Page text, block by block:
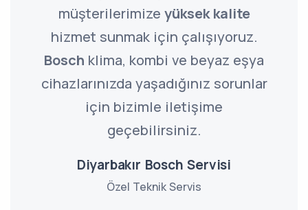
müşterilerimize yüksek kalite
hizmet sunmak için çalışıyoruz.
Bosch klima, kombi ve beyaz eşya
cihazlarınızda yaşadığınız sorunlar
için bizimle iletişime
geçebilirsiniz.
Diyarbakır Bosch Servisi
Özel Teknik Servis